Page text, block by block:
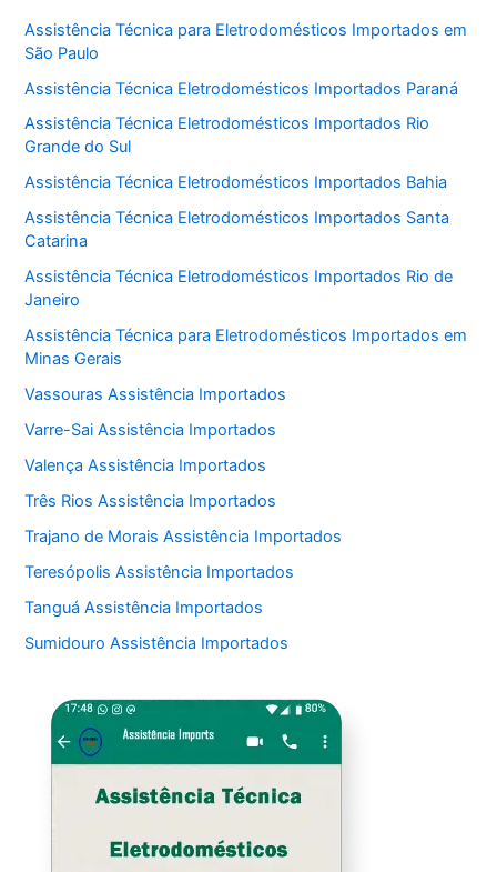
Assistência Técnica para Eletrodomésticos Importados em
São Paulo
Assistência Técnica Eletrodomésticos Importados Paraná
Assistência Técnica Eletrodomésticos Importados Rio
Grande do Sul
Assistência Técnica Eletrodomésticos Importados Bahia
Assistência Técnica Eletrodomésticos Importados Santa
Catarina
Assistência Técnica Eletrodomésticos Importados Rio de
Janeiro
Assistência Técnica para Eletrodomésticos Importados em
Minas Gerais
Vassouras Assistência Importados
Varre-Sai Assistência Importados
Valença Assistência Importados
Três Rios Assistência Importados
Trajano de Morais Assistência Importados
Teresópolis Assistência Importados
Tanguá Assistência Importados
Sumidouro Assistência Importados